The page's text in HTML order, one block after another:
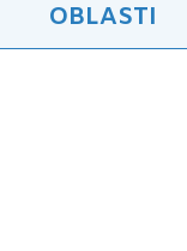
OBLASTI